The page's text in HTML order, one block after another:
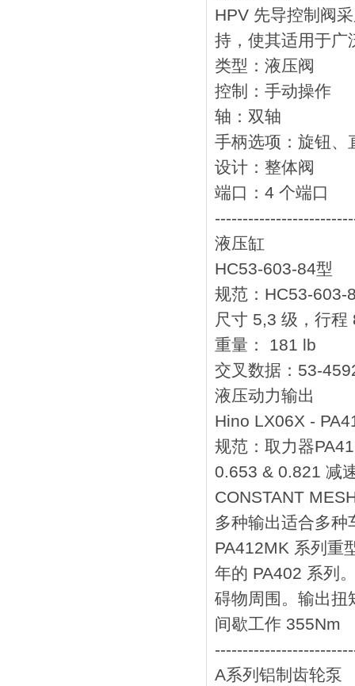
HPV 先导控制阀
持，使其适用于广
类型：液压阀
控制：手动操作
轴：双轴
手柄选项：旋钮、
设计：整体阀
端口：4 个端口
液压缸
HC53-603-84型
规范：HC53-603-
尺寸 5,3 级，行
重量： 181 lb
交叉数据：53-
液压动力输出
Hino LX06X -
规范：取力器
0.653 & 0.821 减
CONSTANT
多种输出适合多种
PA412MK 系列重
年的 PA402 系列
碍物周围。输出扭
间歇工作 355Nm
A系列铝制齿轮泵